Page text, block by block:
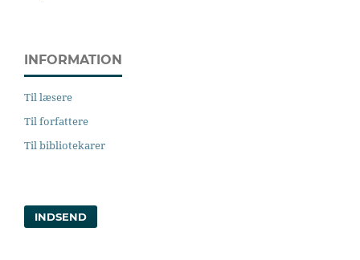
INFORMATION
Til læsere
Til forfattere
Til bibliotekarer
INDSEND